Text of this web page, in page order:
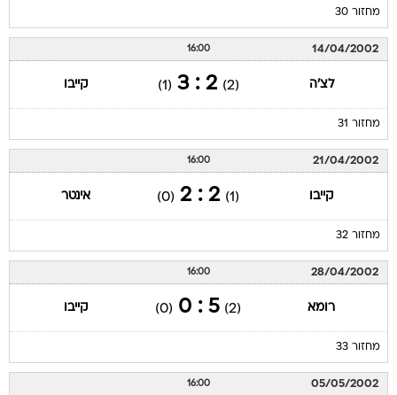
מחזור 30
14/04/2002
16:00
לצ'ה (2)
2 : 3
(1) קייבו
מחזור 31
21/04/2002
16:00
קייבו (1)
2 : 2
(0) אינטר
מחזור 32
28/04/2002
16:00
רומא (2)
5 : 0
(0) קייבו
מחזור 33
05/05/2002
16:00